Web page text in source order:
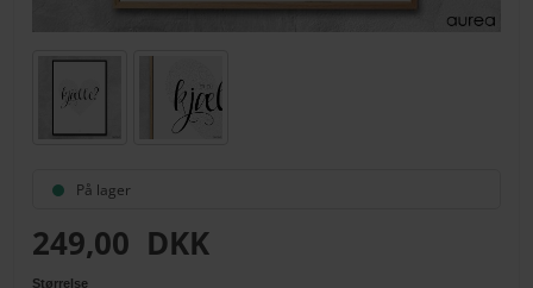
På lager
249,00 DKK
Størrelse